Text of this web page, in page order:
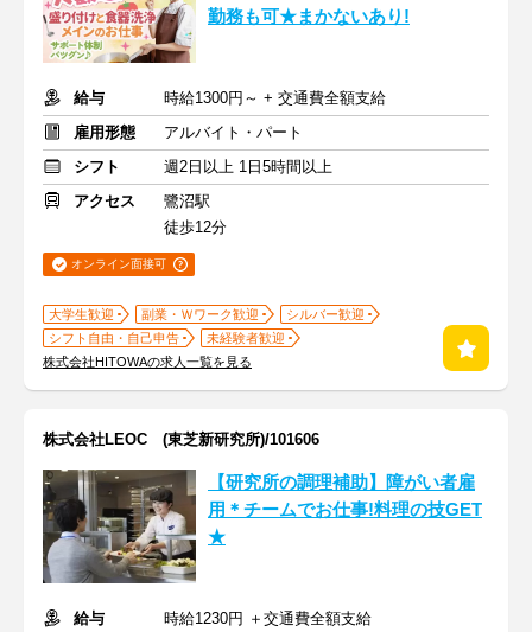
勤務も可★まかないあり!
給与
時給1300円～ + 交通費全額支給
雇用形態
アルバイト・パート
シフト
週2日以上 1日5時間以上
アクセス
鷺沼駅
徒歩12分
オンライン面接可
大学生歓迎 副業・Ｗワーク歓迎
シルバー歓迎
シフト自由・自己申告
未経験者歓迎
株式会社HITOWAの求人一覧を見る
株式会社LEOC (東芝新研究所)/101606
【研究所の調理補助】障がい者雇
用＊チームでお仕事!料理の技GET
★
給与
時給1230円 ＋交通費全額支給